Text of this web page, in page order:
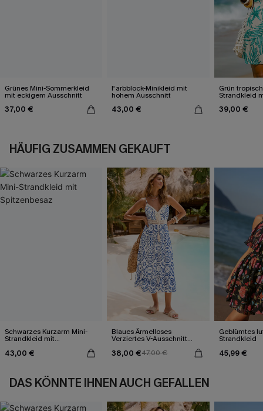
Grünes Mini-Sommerkleid
mit eckigem Ausschnitt
37,00 €
Farbblock-Minikleid mit
hohem Ausschnitt
43,00 €
Grün
Strandkleid
39,00 €
HÄUFIG ZUSAMMEN GEKAUFT
Schwarzes Kurzarm Mini-
Strandkleid mit
43,00 €
Blaues Ärmelloses
Verziertes V-Ausschnitt
38,00 €47,00 €
Geblümtes
Strandkleid
45,99 €
DAS KÖNNTE IHNEN AUCH GEFALLEN